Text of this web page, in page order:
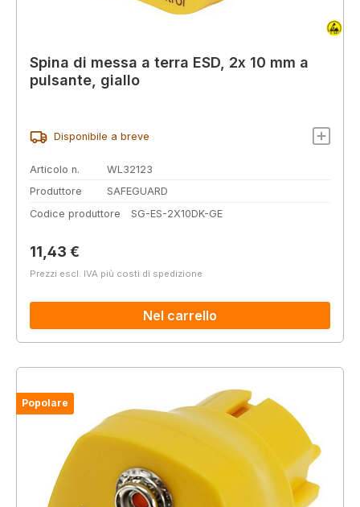
Spina di messa a terra ESD, 2x 10 mm a
pulsante, giallo
Disponibile a breve
Articolo n.
WL32123
Produttore
SAFEGUARD
Codice produttore
SG-ES-2X10DK-GE
Prezzo normale:
11,43 €
Prezzi escl. IVA più costi di spedizione
Nel carrello
Popolare